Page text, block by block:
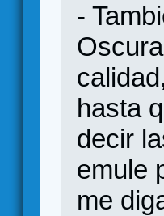
-
hasta
decir
emule
me